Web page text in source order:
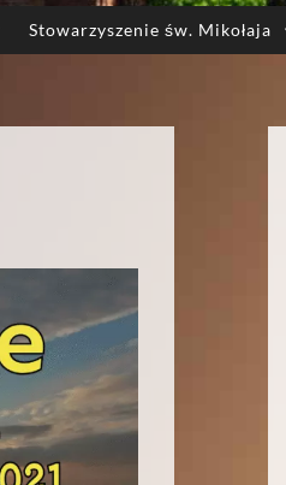
Stowarzyszenie św. Mikołaja